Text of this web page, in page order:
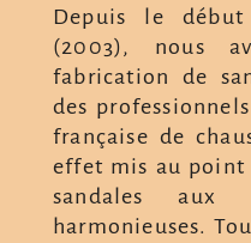
Depuis le
(2003), nous
fabrication de
des
française de
effet mis au point
sandales aux
harmonieuses.